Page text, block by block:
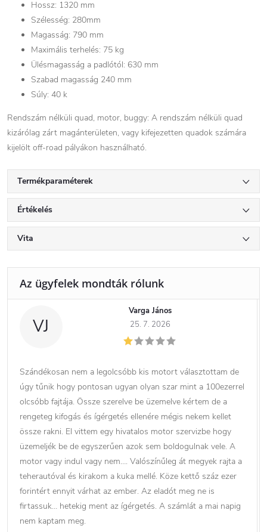
Hossz: 1320 mm
Szélesség: 280mm
Magasság: 790 mm
Maximális terhelés: 75 kg
Ülésmagasság a padlótól: 630 mm
Szabad magasság 240 mm
Súly: 40 k
Rendszám nélküli quad, motor, buggy: A rendszám nélküli quad
kizárólag zárt magánterületen, vagy kifejezetten quadok számára
kijelölt off-road pályákon használható.
Termékparaméterek
Értékelés
Vita
VJ
Varga János
25. 7. 2026
Szándékosan nem a legolcsóbb kis motort választottam de
úgy tűnik hogy pontosan ugyan olyan szar mint a 100ezerrel
olcsóbb fajtája. Össze szerelve be üzemelve kértem de a
rengeteg kifogás és ígérgetés ellenére mégis nekem kellet
össze rakni. El vittem egy hivatalos motor szervizbe hogy
üzemeljék be de egyszerűen azok sem boldogulnak vele. A
motor vagy indul vagy nem…. Valószínűleg át megyek rajta a
teherautóval és kirakom a kuka mellé. Köze kettő száz ezer
forintért ennyit várhat az ember. Az eladót meg ne is
firtassuk… hetekig ment az ígérgetés. A számlát a mai napig
nem kaptam meg.